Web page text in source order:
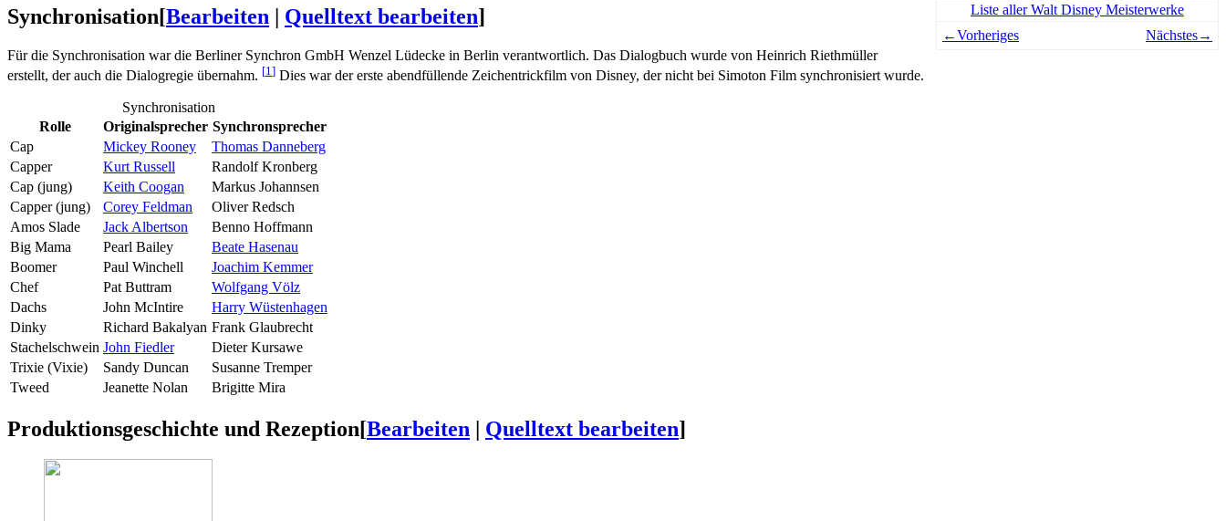
Liste aller Walt Disney Meisterwerke
←Vorheriges
Nächstes→
Synchronisation[Bearbeiten Quelltext bearbeiten]
Für die Synchronisation war die Berliner Synchron GmbH Wenzel Lüdecke in Berlin verantwortlich. Das Dialogbuch wurde von Heinrich Riethmüller
erstellt, der auch die Dialogregie übernahm. [1] Dies war der erste abendfüllende Zeichentrickfilm von Disney, der nicht bei Simoton Film synchronisiert wurde.
Synchronisation
Rolle
Originalsprecher Synchronsprecher
Cap
Mickey Rooney
Thomas Danneberg
Capper
Kurt Russell
Randolf Kronberg
Cap (jung)
Keith Coogan
Markus Johannsen
Capper (jung)
Corey Feldman
Oliver Redsch
Amos Slade
Jack Albertson
Benno Hoffmann
Big Mama
Pearl Bailey
Beate Hasenau
Boomer
Paul Winchell
Joachim Kemmer
Chef
Pat Buttram
Wolfgang Völz
Dachs
John McIntire
Harry Wüstenhagen
Dinky
Richard Bakalyan Frank Glaubrecht
Stachelschwein John Fiedler
Dieter Kursawe
Trixie (Vixie)
Sandy Duncan
Susanne Tremper
Tweed
Jeanette Nolan Brigitte Mira
Produktionsgeschichte und Rezeption[Bearbeiten | Quelltext bearbeiten]